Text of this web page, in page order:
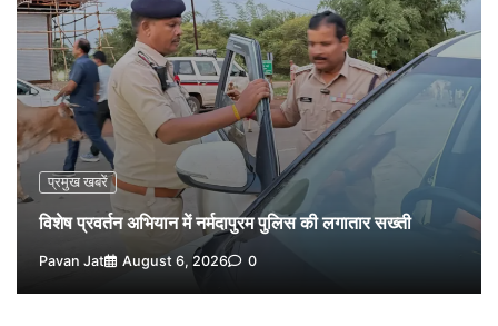
2 Pavan Jat August 5, 2026 0
3
नपा सहकारी समिति में 25 लाख से अधिक का गेहूं सड़ा, 5,700
क्विंटल खराब अनाज वेयरहाउस ने लौटाया
Pavan Jat August 5, 2026 0
4
पर्सनल लोन, क्रेडिट कार्ड और क्यूआर कोड के नाम पर लाखों की
साइबर ठगी, फर्जी सिम बेचने वाला आरोपी गिरफ्तार
Pavan Jat August 5, 2026
विशेष प्रवर्तन अभियान में नर्मदापुरम पुलिस की सख्त कार्रवाई
Pavan Jat August 5, 2026
प्रमुख खबरें
विशेष प्रवर्तन अभियान में नर्मदापुरम पुलिस की लगातार सख्ती
Pavan Jat August 6, 2026 0